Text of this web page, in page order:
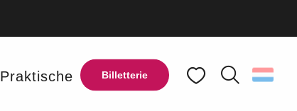
Billetterie
Praktische